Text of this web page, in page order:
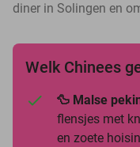
diner in Solingen en
Welk Chinees
🦆 Malse
flensjes met
en zoete